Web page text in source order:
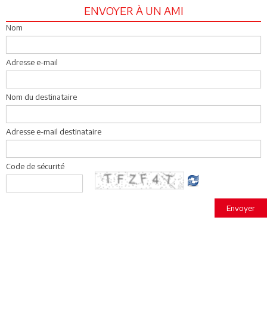
ENVOYER À UN AMI
Nom
Adresse e-mail
Nom du destinataire
Adresse e-mail destinataire
Code de sécurité
Envoyer